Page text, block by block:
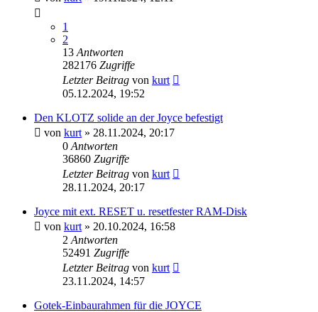
1
2
13 Antworten
282176 Zugriffe
Letzter Beitrag von kurt
05.12.2024, 19:52
Den KLOTZ solide an der Joyce befestigt
von kurt » 28.11.2024, 20:17
0 Antworten
36860 Zugriffe
Letzter Beitrag von kurt
28.11.2024, 20:17
Joyce mit ext. RESET u. resetfester RAM-Disk
von kurt » 20.10.2024, 16:58
2 Antworten
52491 Zugriffe
Letzter Beitrag von kurt
23.11.2024, 14:57
Gotek-Einbaurahmen für die JOYCE